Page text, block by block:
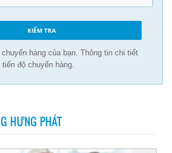
hàng của bạn. Thông tin chi tiết
độ chuyến hàng.
HƯNG PHÁT